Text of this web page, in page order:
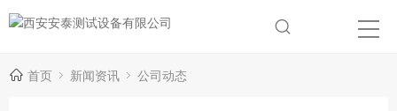
首页 新闻资讯 公司动态